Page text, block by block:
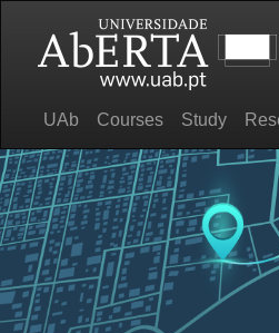
UAb Courses Study